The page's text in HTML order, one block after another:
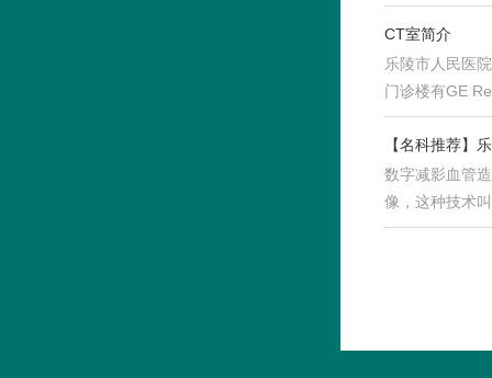
CT室简介
乐陵市人民医
门诊楼有GE
【名科推荐】
数字减影血管
像，这种技术